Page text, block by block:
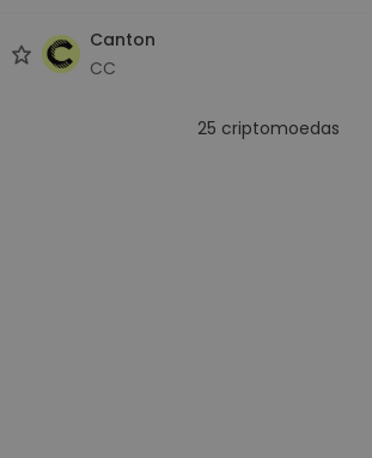
Canton
CC
25 criptomoedas